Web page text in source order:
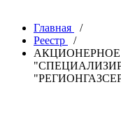
Главная
/
Реестр
/